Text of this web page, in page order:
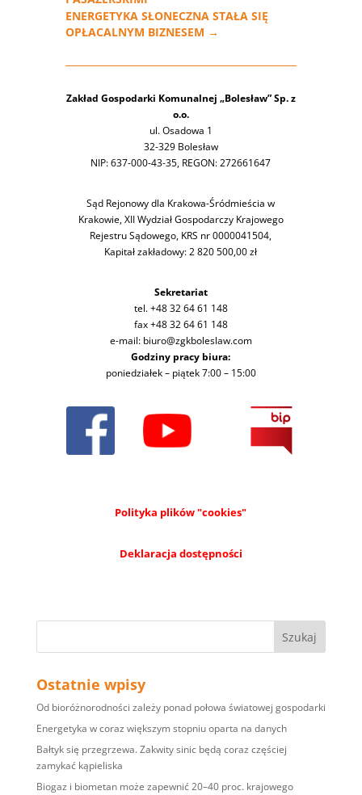
ENERGETYKA SŁONECZNA STAŁA SIĘ
OPŁACALNYM BIZNESEM →
Zakład Gospodarki Komunalnej „Bolesław” Sp. z
o.o.
ul. Osadowa 1
32-329 Bolesław
NIP: 637-000-43-35, REGON: 272661647
Sąd Rejonowy dla Krakowa-Śródmieścia w
Krakowie, XII Wydział Gospodarczy Krajowego
Rejestru Sądowego, KRS nr 0000041504,
Kapitał zakładowy: 2 820 500,00 zł
Sekretariat
tel. +48 32 64 61 148
fax +48 32 64 61 148
e-mail: biuro@zgkboleslaw.com
Godziny pracy biura:
poniedziałek – piątek 7:00 – 15:00
Polityka plików "cookies"
Deklaracja dostępności
Ostatnie wpisy
Od bioróżnorodności zależy ponad połowa światowej gospodarki
Energetyka w coraz większym stopniu oparta na danych
Bałtyk się przegrzewa. Zakwity sinic będą coraz częściej
zamykać kąpieliska
Biogaz i biometan może zapewnić 20–40 proc. krajowego